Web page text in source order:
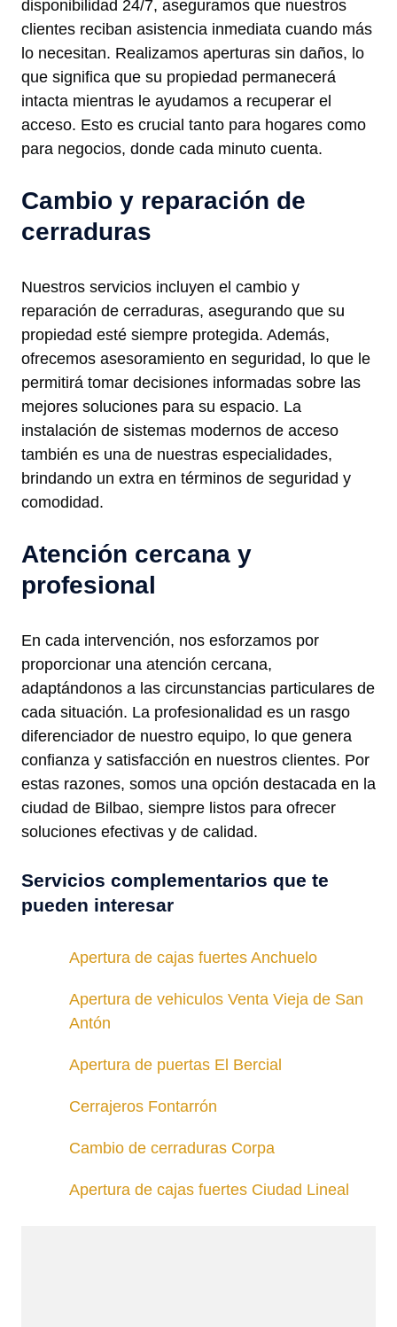
disponibilidad 24/7, aseguramos que nuestros
clientes reciban asistencia inmediata cuando más
lo necesitan. Realizamos aperturas sin daños, lo
que significa que su propiedad permanecerá
intacta mientras le ayudamos a recuperar el
acceso. Esto es crucial tanto para hogares como
para negocios, donde cada minuto cuenta.
Cambio y reparación de
cerraduras
Nuestros servicios incluyen el cambio y
reparación de cerraduras, asegurando que su
propiedad esté siempre protegida. Además,
ofrecemos asesoramiento en seguridad, lo que le
permitirá tomar decisiones informadas sobre las
mejores soluciones para su espacio. La
instalación de sistemas modernos de acceso
también es una de nuestras especialidades,
brindando un extra en términos de seguridad y
comodidad.
Atención cercana y
profesional
En cada intervención, nos esforzamos por
proporcionar una atención cercana,
adaptándonos a las circunstancias particulares de
cada situación. La profesionalidad es un rasgo
diferenciador de nuestro equipo, lo que genera
confianza y satisfacción en nuestros clientes. Por
estas razones, somos una opción destacada en la
ciudad de Bilbao, siempre listos para ofrecer
soluciones efectivas y de calidad.
Servicios complementarios que te
pueden interesar
Apertura de cajas fuertes Anchuelo
Apertura de vehiculos Venta Vieja de San
Antón
Apertura de puertas El Bercial
Cerrajeros Fontarrón
Cambio de cerraduras Corpa
Apertura de cajas fuertes Ciudad Lineal